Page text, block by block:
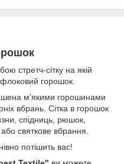
стретч-сітку на якій
горошок.
м'якими горошинами
вбрань. Сітка в горошок
спідниць, рюшок,
або святкове вбрання.
потішить вас!